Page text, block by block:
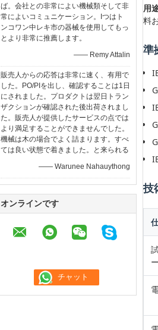
ば。会社との非常によい機械類そして非
常によいコミュニケーション。Iつはト
ンコワン中レキ市の器械を使用してもっ
とより非常に推薦します。
—— Remy Attalin
販売人からの応答は非常に速く、有用で
した。PO/PIを出し、確認することは1日
にされました。プロダクトは翌日トラン
ザクションが確認された後出荷されまし
た。販売人が提供したサービスの点では
より満足することができませんでした。
機械は木の場合でよく詰まります。すべ
ては良い状態で着きました。と来られる
—— Warunee Nahauythong
オンラインです
用
料
準
技